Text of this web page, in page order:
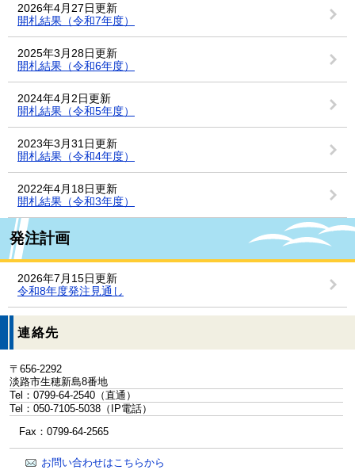
2026年4月27日更新
開札結果（令和7年度）
2025年3月28日更新
開札結果（令和6年度）
2024年4月2日更新
開札結果（令和5年度）
2023年3月31日更新
開札結果（令和4年度）
2022年4月18日更新
開札結果（令和3年度）
発注計画
2026年7月15日更新
令和8年度発注見通し
連絡先
〒656-2292
淡路市生穂新島8番地
Tel：0799-64-2540 （直通）
Tel：050-7105-5038 （IP電話）
Fax：0799-64-2565
お問い合わせはこちらから